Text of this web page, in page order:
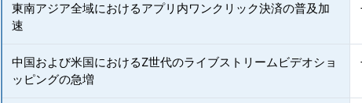
東南アジア全域におけるアプリ内ワンクリック決済の普及加
速
中国および米国におけるZ世代のライブストリームビデオショ
ッピングの急増